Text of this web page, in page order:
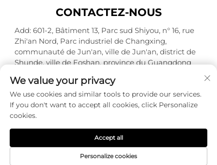
CONTACTEZ-NOUS
Add: 601-2, Bâtiment 13, Parc sud Shiyou, n° 16, rue
Zhi'an Nord, Parc industriel de Changxing,
communauté de Jun'an, ville de Jun'an, district de
Shunde, ville de Foshan, province du Guangdong
Tél. : +86-18320933590
E-mail :[email protected]
Politique de confidentialité
We value your privacy
We use cookies and similar tools to provide our services.
If you don't want to accept all cookies, click Personalize
cookies.
Personalize cookies
Accept all